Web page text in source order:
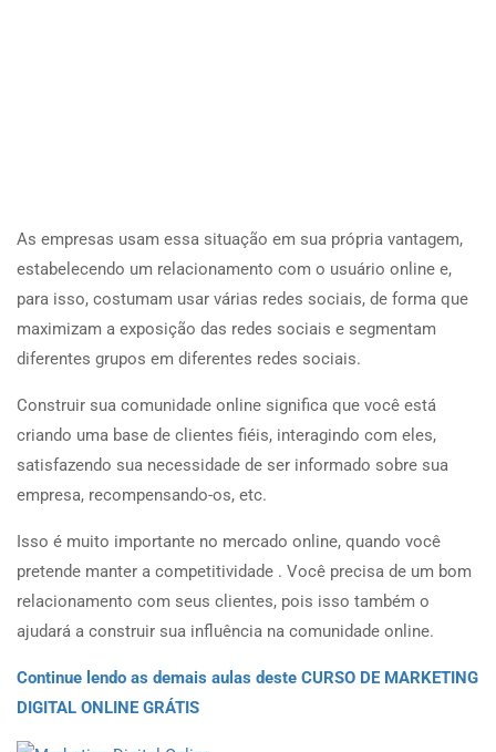
As empresas usam essa situação em sua própria vantagem,
estabelecendo um relacionamento com o usuário online e,
para isso, costumam usar várias redes sociais, de forma que
maximizam a exposição das redes sociais e segmentam
diferentes grupos em diferentes redes sociais.
Construir sua comunidade online significa que você está
criando uma base de clientes fiéis, interagindo com eles,
satisfazendo sua necessidade de ser informado sobre sua
empresa, recompensando-os, etc.
Isso é muito importante no mercado online, quando você
pretende manter a competitividade . Você precisa de um bom
relacionamento com seus clientes, pois isso também o
ajudará a construir sua influência na comunidade online.
Continue lendo as demais aulas deste CURSO DE MARKETING
DIGITAL ONLINE GRÁTIS